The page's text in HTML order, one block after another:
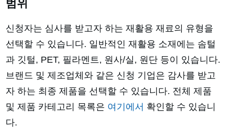
신청자는 심사를 받고자 하는 재활용 재료의 유형을
선택할 수 있습니다. 일반적인 재활용 소재에는 솜털
과 깃털, PET, 필라멘트, 원사/실, 원단 등이 있습니다.
브랜드 및 제조업체와 같은 신청 기업은 감사를 받고
자 하는 최종 제품을 선택할 수 있습니다. 전체 제품
및 제품 카테고리 목록은 여기에서 확인할 수 있습니
다.